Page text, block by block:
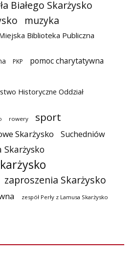
Białego Skarżysko
muzyka
Biblioteka Publiczna
PKP
pomoc charytatywna
Historyczne Oddział
rowery sport
Skarżysko Suchedniów
Skarżysko
zaproszenia Skarżysko
zespół Perły z Lamusa Skarżysko